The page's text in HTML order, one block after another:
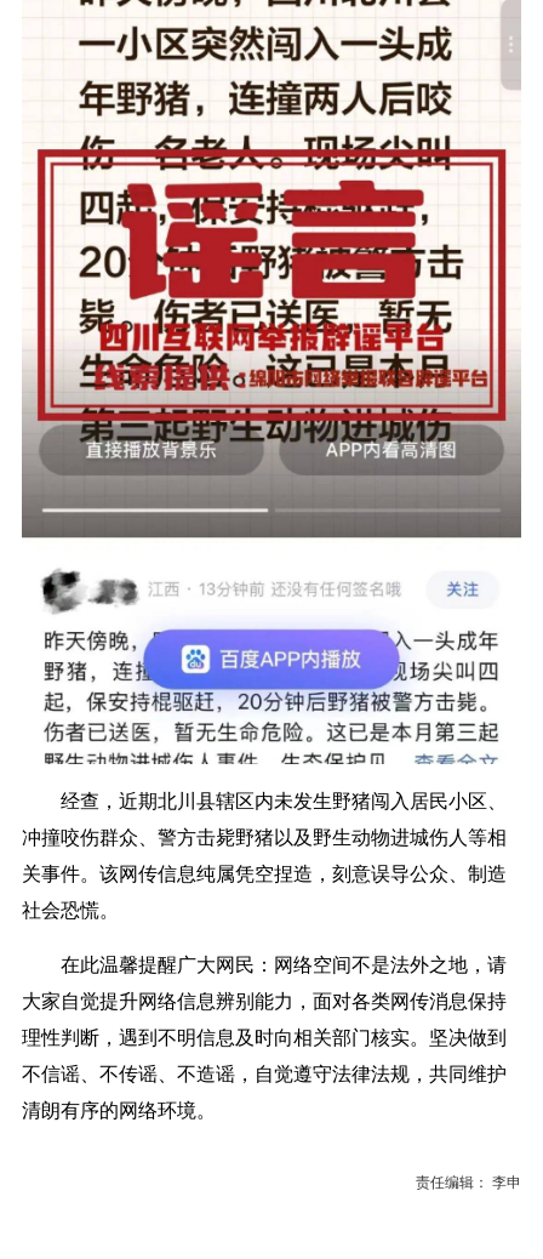
经查，近期北川县辖区内未发生野猪闯入居民小区、
冲撞咬伤群众、警方击毙野猪以及野生动物进城伤人等相
关事件。该网传信息纯属凭空捏造，刻意误导公众、制造
社会恐慌。
在此温馨提醒广大网民：网络空间不是法外之地，请
大家自觉提升网络信息辨别能力，面对各类网传消息保持
理性判断，遇到不明信息及时向相关部门核实。坚决做到
不信谣、不传谣、不造谣，自觉遵守法律法规，共同维护
清朗有序的网络环境。
责任编辑： 李申